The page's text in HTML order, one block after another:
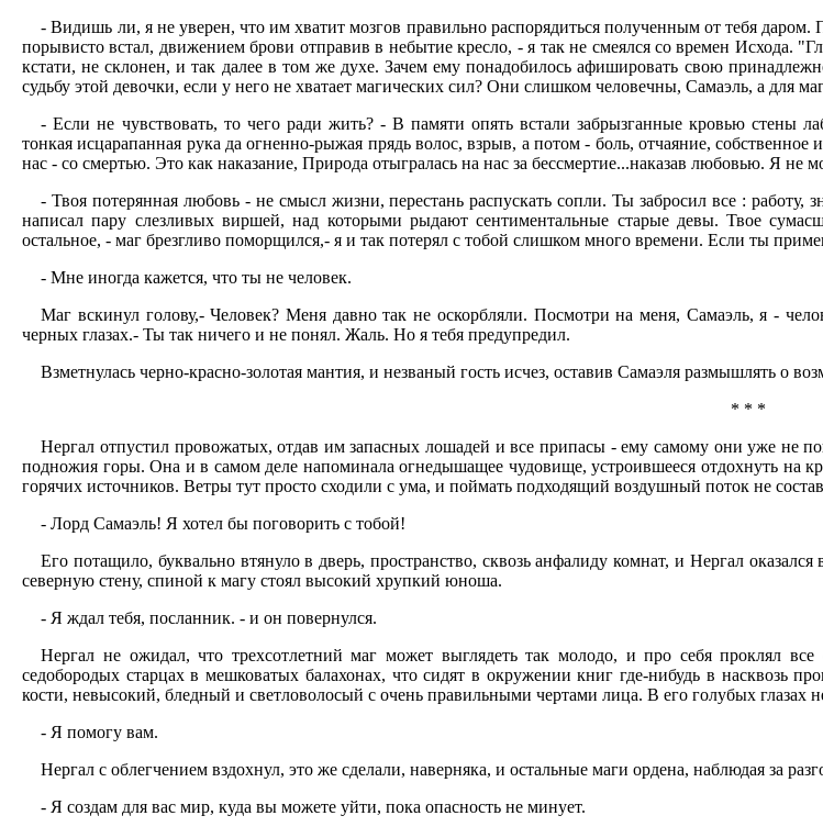
- Видишь ли, я не уверен, что им хватит мозгов правильно распорядиться полученным от тебя
порывисто встал, движением брови отправив в небытие кресло, - я так не смеялся со времен Исхода.
кстати, не склонен, и так далее в том же духе. Зачем ему понадобилось афишировать свою
судьбу этой девочки, если у него не хватает магических сил? Они слишком человечны, Самаэль, а для
- Если не чувствовать, то чего ради жить? - В памяти опять встали забрызганные кровью стены
тонкая исцарапанная рука да огненно-рыжая прядь волос, взрыв, а потом - боль, отчаяние,
нас - со смертью. Это как наказание, Природа отыгралась на нас за бессмертие...наказав любовью. Я не
- Твоя потерянная любовь - не смысл жизни, перестань распускать сопли. Ты забросил все : работу,
написал пару слезливых виршей, над которыми рыдают сентиментальные старые девы. Твое
остальное, - маг брезгливо поморщился,- я и так потерял с тобой слишком много времени. Если ты
- Мне иногда кажется, что ты не человек.
Маг вскинул голову,- Человек? Меня давно так не оскорбляли. Посмотри на меня, Самаэль, я -
черных глазах.- Ты так ничего и не понял. Жаль. Но я тебя предупредил.
Взметнулась черно-красно-золотая мантия, и незваный гость исчез, оставив Самаэля размышлять о
* * *
Нергал отпустил провожатых, отдав им запасных лошадей и все припасы - ему самому они уже не
подножия горы. Она и в самом деле напоминала огнедышащее чудовище, устроившееся отдохнуть на
горячих источников. Ветры тут просто сходили с ума, и поймать подходящий воздушный поток не
- Лорд Самаэль! Я хотел бы поговорить с тобой!
Его потащило, буквально втянуло в дверь, пространство, сквозь анфалиду комнат, и Нергал
северную стену, спиной к магу стоял высокий хрупкий юноша.
- Я ждал тебя, посланник. - и он повернулся.
Нергал не ожидал, что трехсотлетний маг может выглядеть так молодо, и про себя проклял
седобородых старцах в мешковатых балахонах, что сидят в окружении книг где-нибудь в насквозь
кости, невысокий, бледный и светловолосый с очень правильными чертами лица. В его голубых глазах
- Я помогу вам.
Нергал с облегчением вздохнул, это же сделали, наверняка, и остальные маги ордена, наблюдая за
- Я создам для вас мир, куда вы можете уйти, пока опасность не минует.